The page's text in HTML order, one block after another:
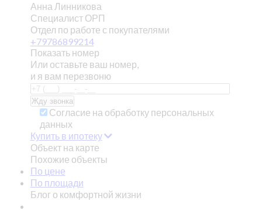
Анна Линникова
Специалист ОРП
Отдел по работе с покупателями
+79786899214
Показать номер
Или оставьте ваш номер,
и я вам перезвоню
Согласие на обработку персональных
данных
Купить в ипотеку
Объект на карте
Похожие объекты
По цене
По площади
Блог о комфортной жизни